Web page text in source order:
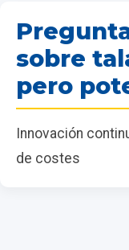
sobre
pero
Innovación
de costes